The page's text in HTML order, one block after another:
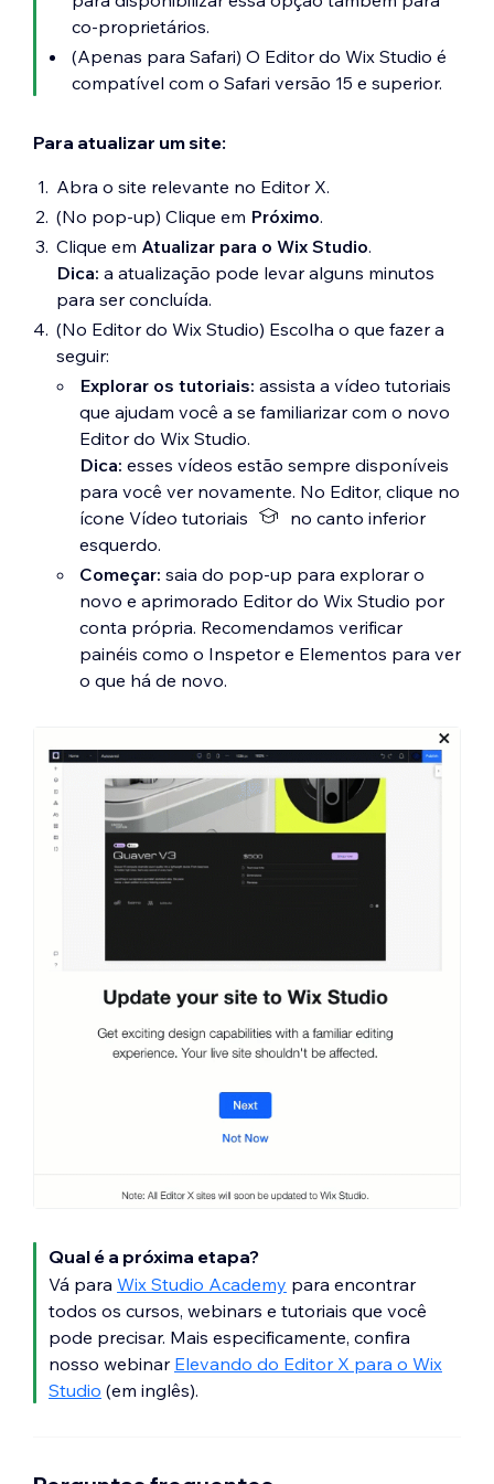
co-proprietários.
(Apenas para Safari) O Editor do Wix Studio é
compatível com o Safari versão 15 e superior.
Para atualizar um site:
Abra o site relevante no Editor X.
(No pop-up) Clique em Próximo.
Clique em Atualizar para o Wix Studio.
Dica: a atualização pode levar alguns minutos
para ser concluída.
(No Editor do Wix Studio) Escolha o que fazer a
seguir:
Explorar os tutoriais: assista a vídeo tutoriais
que ajudam você a se familiarizar com o novo
Editor do Wix Studio.
Dica: esses vídeos estão sempre disponíveis
para você ver novamente. No Editor, clique no
ícone Vídeo tutoriais
no canto inferior
esquerdo.
Começar: saia do pop-up para explorar o
novo e aprimorado Editor do Wix Studio por
conta própria. Recomendamos verificar
painéis como o Inspetor e Elementos para ver
o que há de novo.
Qual é a próxima etapa?
Vá para Wix Studio Academy para encontrar
todos os cursos, webinars e tutoriais que você
pode precisar. Mais especificamente, confira
nosso webinar Elevando do Editor X para o Wix
Studio (em inglês).